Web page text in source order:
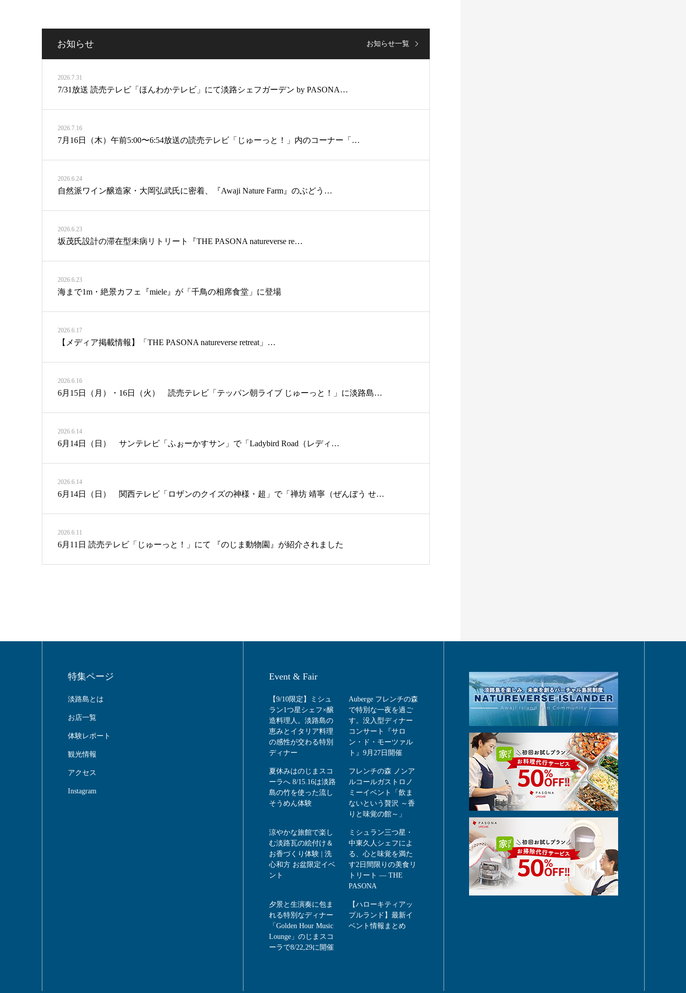
お知らせ
2026.7.31
7/31放送 読売テレビ「ほんわかテレビ」にて淡路シェフガーデン by PASONA…
2026.7.16
7月16日（木）午前5:00〜6:54放送の読売テレビ「じゅーっと！」内のコーナー「…
2026.6.24
自然派ワイン醸造家・大岡弘武氏に密着、『Awaji Nature Farm』のぶどう…
2026.6.23
坂茂氏設計の滞在型未病リトリート『THE PASONA natureverse re…
2026.6.23
海まで1m・絶景カフェ『miele』が「千鳥の相席食堂」に登場
2026.6.17
【メディア掲載情報】「THE PASONA natureverse retreat」…
2026.6.16
6月15日（月）・16日（火） 読売テレビ「テッパン朝ライブ じゅーっと！」に淡路島…
2026.6.14
6月14日（日） サンテレビ「ふぉーかすサン」で「Ladybird Road（レディ…
2026.6.14
6月14日（日） 関西テレビ「ロザンのクイズの神様・超」で「禅坊 靖寧（ぜんぼう せ…
2026.6.11
6月11日 読売テレビ「じゅーっと！」にて 『のじま動物園』が紹介されました
お知らせ一覧
特集ページ
淡路島とは
お店一覧
体験レポート
観光情報
アクセス
Instagram
Event & Fair
【9/10限定】ミシュ
ラン1つ星シェフ×醸
造料理人。淡路島の
恵みとイタリア料理
の感性が交わる特別
ディナー
Auberge フレンチの森
で特別な一夜を過ご
す。没入型ディナー
コンサート『サロ
ン・ド・モーツァル
ト』9月27日開催
夏休みはのじまスコ
ーラへ 8/15.16は淡路
島の竹を使った流し
そうめん体験
フレンチの森 ノンア
ルコールガストロノ
ミーイベント「飲ま
ないという贅沢 ～香
りと味覚の館～」
涼やかな旅館で楽し
む淡路瓦の絵付け＆
お香づくり体験 | 洗
心和方 お盆限定イベ
ント
ミシュラン三つ星・
中東久人シェフによ
る、心と味覚を満た
す2日間限りの美食リ
トリート ― THE
PASONA
夕景と生演奏に包ま
れる特別なディナー
「Golden Hour Music
Lounge」のじまスコ
ーラで8/22,29に開催
【ハローキティアッ
プルランド】最新イ
ベント情報まとめ